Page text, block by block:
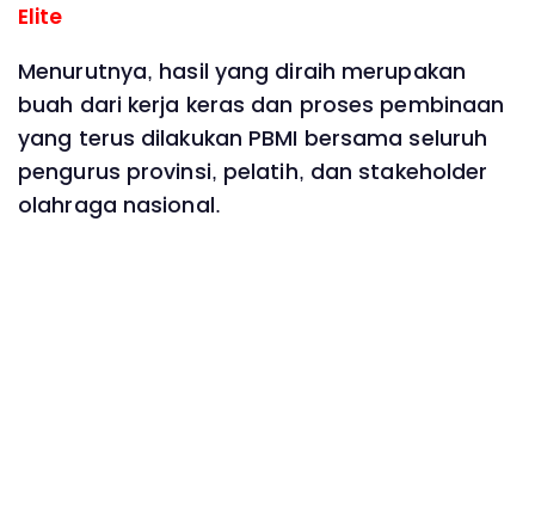
Elite
Menurutnya, hasil yang diraih merupakan
buah dari kerja keras dan proses pembinaan
yang terus dilakukan PBMI bersama seluruh
pengurus provinsi, pelatih, dan stakeholder
olahraga nasional.